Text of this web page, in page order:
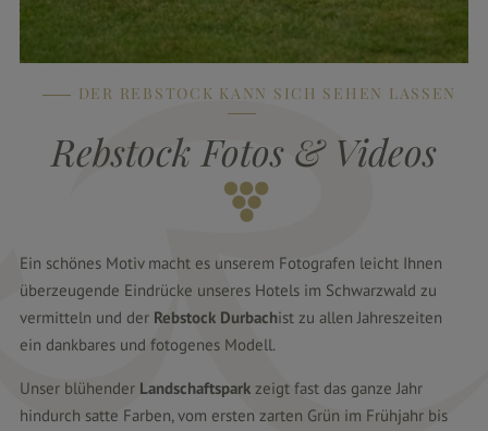
DER REBSTOCK KANN SICH SEHEN LASSEN
Rebstock Fotos & Videos
Ein schönes Motiv macht es unserem Fotografen leicht Ihnen
überzeugende Eindrücke unseres Hotels im Schwarzwald zu
vermitteln und der Rebstock Durbachist zu allen Jahreszeiten
ein dankbares und fotogenes Modell.
Unser blühender Landschaftspark zeigt fast das ganze Jahr
hindurch satte Farben, vom ersten zarten Grün im Frühjahr bis